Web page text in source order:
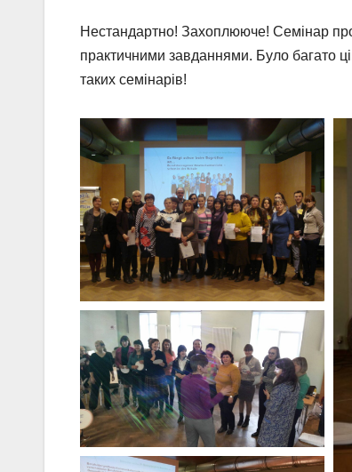
Нестандартно! Захоплююче! Семінар
практичними завданнями. Було багато
таких семінарів!